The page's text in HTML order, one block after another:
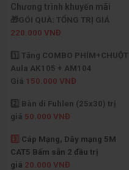
Chương trình khuyến mãi
🎁GÓI QUÀ: TỔNG TRỊ GIÁ
220.000 VNĐ
1️⃣ Tặng COMBO PHÍM+CHUỘT
Aula AK105 + AM104
Giá 150.000 VNĐ
2️⃣ Bàn di Fuhlen (25x30) trị
giá 50.000 VNĐ
3️⃣ Cáp Mạng, Dây mạng 5M
CAT5 Bấm sẵn 2 đầu trị
giá 20.000 VNĐ